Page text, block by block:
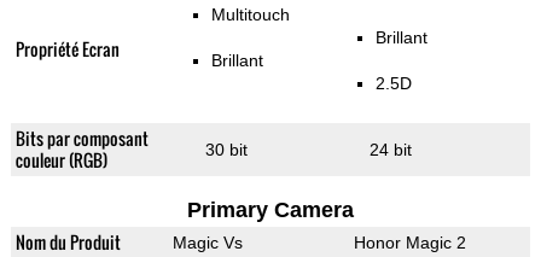
Propriété Ecran
Multitouch
Brillant
Brillant
2.5D
Bits par composant
couleur (RGB)
30 bit 24 bit
Primary Camera
Nom du Produit Magic Vs Honor Magic 2